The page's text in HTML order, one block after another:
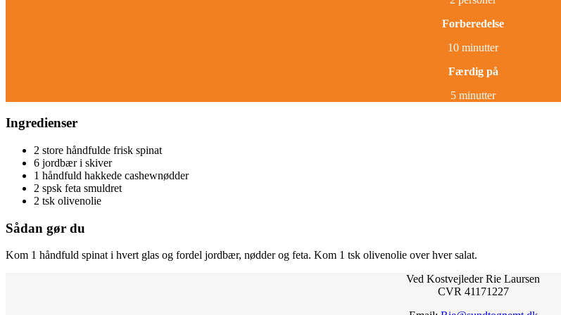
Forberedelse
10 minutter
Færdig på
5 minutter
Ingredienser
2 store håndfulde frisk spinat
6 jordbær i skiver
1 håndfuld hakkede cashewnødder
2 spsk feta smuldret
2 tsk olivenolie
Sådan gør du
Kom 1 håndfuld spinat i hvert glas og fordel jordbær, nødder og feta. Kom 1 tsk olivenolie over hver salat.
Ved Kostvejleder Rie Laursen
CVR 41171227